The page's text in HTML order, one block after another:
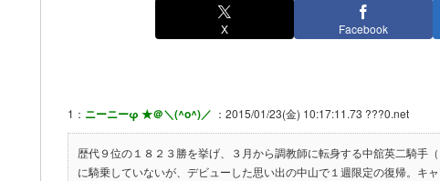
X Facebook
1： ニーニーφ ★＠＼(^o^)／ ：2015/01/23(金) 10:17:11.73 ???0.net
歴代９位の１８２３勝を挙げ、３月から調教師に転身する中舘英二騎手
に騎乗していないが、デビューした思い出の中山で１週限定の復帰。キ